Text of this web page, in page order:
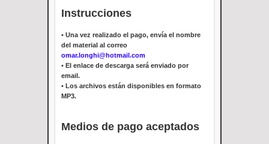
Instrucciones
• Una vez realizado el pago, envía el nombre
del material al correo
omar.longhi@hotmail.com
• El enlace de descarga será enviado por
email.
• Los archivos están disponibles en formato
MP3.
Medios de pago aceptados